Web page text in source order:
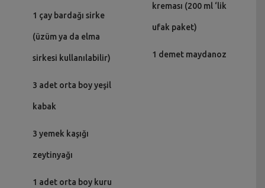
1 çay bardağı sirke
(üzüm ya da elma
sirkesi kullanılabilir)
3 adet orta boy yeşil
kabak
3 yemek kaşığı
zeytinyağı
1 adet orta boy kuru
kreması (200 ml ‘lik
ufak paket)
1 demet maydanoz